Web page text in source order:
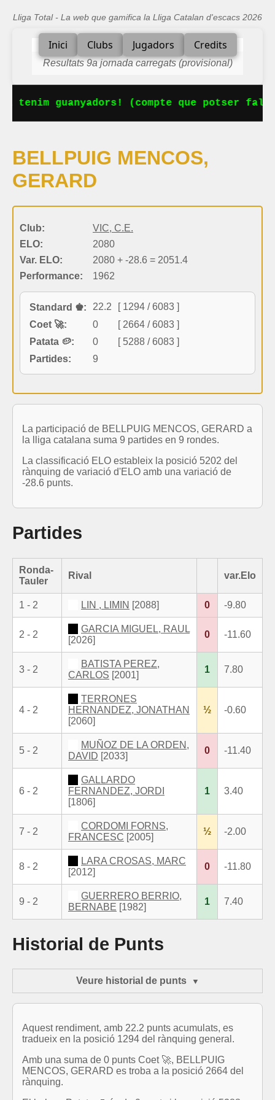
Lliga Total - La web que gamifica la Lliga Catalan d'escacs 2026
Inici Clubs Jugadors Credits
Resultats 9a jornada carregats (provisional)
tenim guanyadors! (compte que potser
BELLPUIG MENCOS,
GERARD
Club:
VIC, C.E.
ELO:
2080
Var. ELO:
2080 + -28.6 = 2051.4
Performance:
1962
Standard ♚: 22.2
[ 1294 / 6083 ]
Coet 🚀:
0
[ 2664 / 6083 ]
Patata 🥔:
0
[ 5288 / 6083 ]
Partides:
9
La participació de BELLPUIG MENCOS, GERARD a
la lliga catalana suma 9 partides en 9 rondes.
La classificació ELO estableix la posició 5202 del
rànquing de variació d'ELO amb una variació de
-28.6 punts.
Partides
Ronda-
Tauler
Rival var.Elo
1 - 2 LIN , LIMIN [2088] 0 -9.80
2 - 2
GARCIA MIGUEL, RAUL
[2026]
0 -11.60
3 - 2
BATISTA PEREZ,
CARLOS [2001]
1 7.80
4 - 2
TERRONES
HERNANDEZ, JONATHAN
[2060]
½ -0.60
5 - 2
MUÑOZ DE LA ORDEN,
DAVID [2033]
0 -11.40
6 - 2
GALLARDO
FERNANDEZ, JORDI
[1806]
1 3.40
7 - 2
CORDOMI FORNS,
FRANCESC [2005]
½ -2.00
8 - 2
LARA CROSAS, MARC
[2012]
0 -11.80
9 - 2
GUERRERO BERRIO,
BERNABE [1982]
1 7.40
Historial de Punts
Veure historial de punts
Aquest rendiment, amb 22.2 punts acumulats, es
tradueix en la posició 1294 del rànquing general.
Amb una suma de 0 punts Coet 🚀, BELLPUIG
MENCOS, GERARD es troba a la posició 2664 del
rànquing.